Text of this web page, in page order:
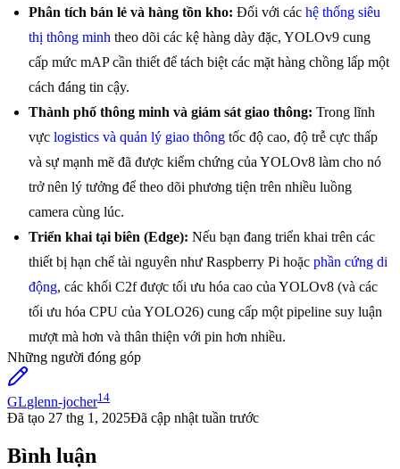
Phân tích bán lẻ và hàng tồn kho: Đối với các hệ thống siêu
thị thông minh theo dõi các kệ hàng dày đặc, YOLOv9 cung
cấp mức mAP cần thiết để tách biệt các mặt hàng chồng lấp một
cách đáng tin cậy.
Thành phố thông minh và giám sát giao thông: Trong lĩnh
vực logistics và quản lý giao thông tốc độ cao, độ trễ cực thấp
và sự mạnh mẽ đã được kiểm chứng của YOLOv8 làm cho nó
trở nên lý tưởng để theo dõi phương tiện trên nhiều luồng
camera cùng lúc.
Triển khai tại biên (Edge): Nếu bạn đang triển khai trên các
thiết bị hạn chế tài nguyên như Raspberry Pi hoặc phần cứng di
động, các khối C2f được tối ưu hóa cao của YOLOv8 (và các
tối ưu hóa CPU của YOLO26) cung cấp một pipeline suy luận
mượt mà hơn và thân thiện với pin hơn nhiều.
Những người đóng góp
GLglenn-jocher14
Đã tạo 27 thg 1, 2025Đã cập nhật tuần trước
Bình luận